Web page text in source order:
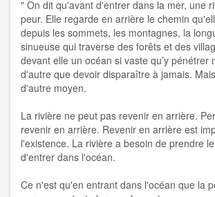
" On dit qu'avant d'entrer dans la mer, une
peur. Elle regarde en arrière le chemin
depuis les sommets, les montagnes, la
sinueuse qui traverse des forêts et des
devant elle un océan si vaste qu’y pénétrer
d'autre que devoir disparaître à jamais.
d'autre moyen.
La rivière ne peut pas revenir en arrière.
revenir en arrière. Revenir en arrière est
l'existence. La rivière a besoin de prendre
d'entrer dans l'océan.
Ce n'est qu'en entrant dans l'océan que la